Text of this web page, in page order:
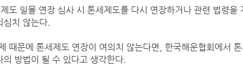
도 일몰 연장 심사 시 톤세제도를 다시 연장하거나 관련 법령을
치 않는다.
때문에 톤세제도 연장이 여의치 않는다면, 한국해운협회에서 톤
방법이 될 수 있다고 생각한다.